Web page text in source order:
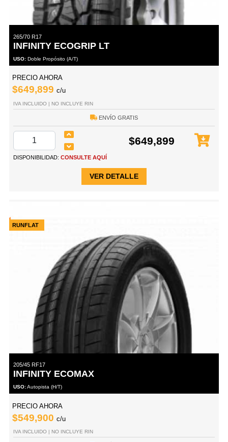
265/70 R17
INFINITY ECOGRIP LT
USO: Doble Propósito (A/T)
PRECIO AHORA
$649,899 c/u
IVA INCLUIDO | NO INCLUYE RIN
ENVÍO GRATIS
$649,899
DISPONIBILIDAD: CONSULTE AQUÍ
VER DETALLE
RUNFLAT
205/45 RF17
INFINITY ECOMAX
USO:Autopista (H/T)
PRECIO AHORA
$549,900 c/u
IVA INCLUIDO | NO INCLUYE RIN